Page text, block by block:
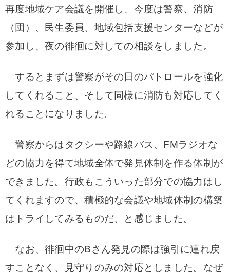
再度地域ケア会議を開催し、今度は警察、消防
（団）、民生委員、地域包括支援センターなどが
参加し、夜の徘徊に対しての相談をしました。
するとまずは警察がその日のパトロールを強化
してくれること、そして同様に消防も対応してく
れることになりました。
警察からはタクシーや路線バス、FMラジオな
どの協力を得て地域全体で発見体制を作る体制が
できました。行政もこういった部分での協力はし
てくれますので、積極的な会議や地域体制の構築
はトライしてみるものだ、と感じました。
なお、徘徊中のBさん発見の際は強引に連れ戻
すことなく、見守りのみの対応としました。 なぜ